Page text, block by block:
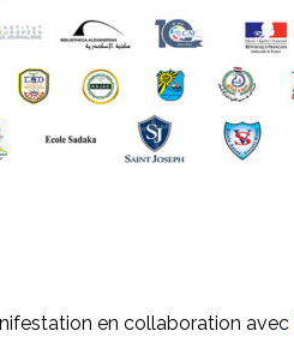
en collaboration avec